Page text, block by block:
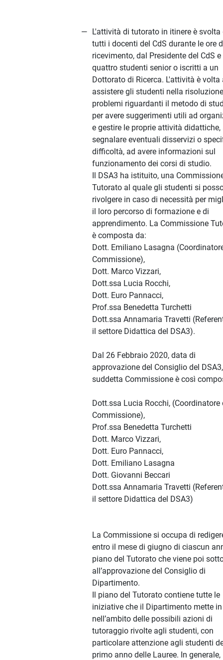
L'attività di tutorato in itinere è svolta
tutti i docenti del CdS durante le ore
ricevimento, dal Presidente del CdS e
quattro studenti senior o iscritti a un
Dottorato di Ricerca. L'attività è volta
assistere gli studenti nella
problemi riguardanti il metodo di
per avere suggerimenti utili ad
e gestire le proprie attività didattiche,
segnalare eventuali disservizi o
difficoltà, ad avere informazioni sul
funzionamento dei corsi di studio.
Il DSA3 ha istituito, una
Tutorato al quale gli studenti si
rivolgere in caso di necessità per
il loro percorso di formazione e di
apprendimento. La Commissione
è composta da:
Dott. Emiliano Lasagna
Commissione),
Dott. Marco Vizzari,
Dott.ssa Lucia Rocchi,
Dott. Euro Pannacci,
Prof.ssa Benedetta Turchetti
Dott.ssa Annamaria Travetti
il settore Didattica del DSA3).
Dal 26 Febbraio 2020, data di
approvazione del Consiglio del
suddetta Commissione è così
Dott.ssa Lucia Rocchi, (Coordinatore
Commissione),
Prof.ssa Benedetta Turchetti
Dott. Marco Vizzari,
Dott. Euro Pannacci,
Dott. Emiliano Lasagna
Dott. Giovanni Beccari
Dott.ssa Annamaria Travetti
il settore Didattica del DSA3)
La Commissione si occupa di
entro il mese di giugno di ciascun
piano del Tutorato che viene poi
all’approvazione del Consiglio di
Dipartimento.
Il piano del Tutorato contiene tutte le
iniziative che il Dipartimento mette
nell’ambito delle possibili azioni di
tutoraggio rivolte agli studenti, con
particolare attenzione agli studenti
primo anno delle Lauree. In generale,